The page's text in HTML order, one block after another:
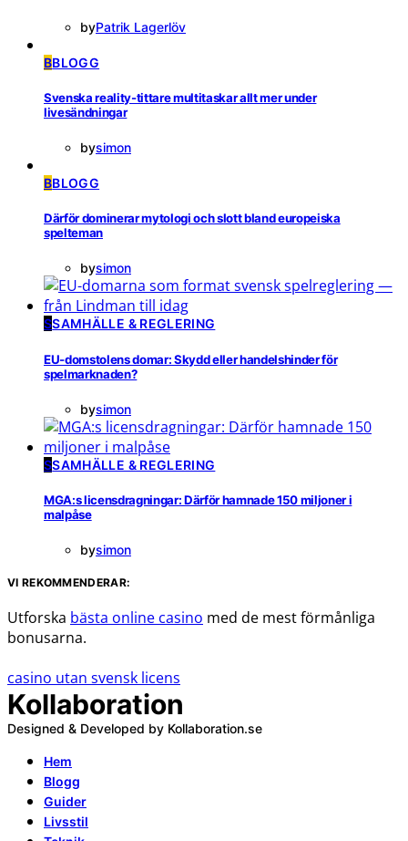
byPatrik Lagerlöv
BBLOGG
Svenska reality-tittare multitaskar allt mer under
livesändningar
bysimon
BBLOGG
Därför dominerar mytologi och slott bland europeiska
spelteman
bysimon
SSAMHÄLLE & REGLERING
EU-domstolens domar: Skydd eller handelshinder för
spelmarknaden?
bysimon
SSAMHÄLLE & REGLERING
MGA:s licensdragningar: Därför hamnade 150 miljoner i
malpåse
bysimon
VI REKOMMENDERAR:
Utforska bästa online casino med de mest förmånliga
bonusarna.
casino utan svensk licens
Kollaboration
Designed & Developed by Kollaboration.se
Hem
Blogg
Guider
Livsstil